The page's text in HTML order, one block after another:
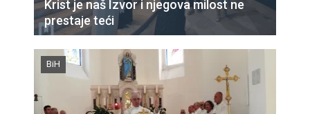
Krist je naš Izvor i njegova milost ne
prestaje teći
BiH